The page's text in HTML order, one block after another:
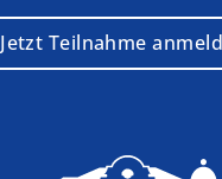
Jetzt Teilnahme